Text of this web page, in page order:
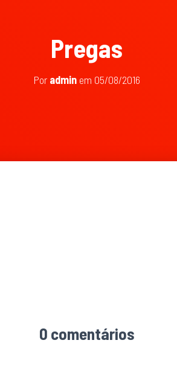
Pregas
Por adminem 05/08/2016
0 comentários